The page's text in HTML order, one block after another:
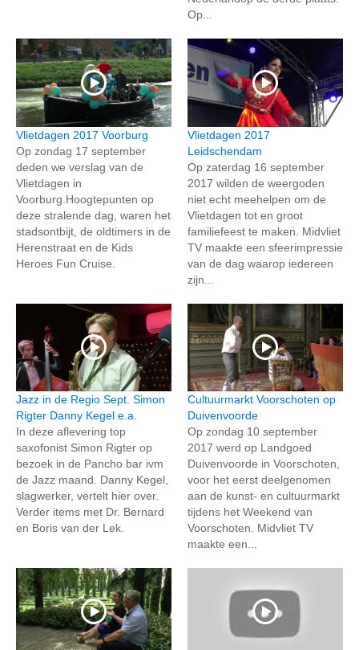
Op...
Vlietdagen 2017 Voorburg
Op zondag 17 september
deden we verslag van de
Vlietdagen in
Voorburg.Hoogtepunten op
deze stralende dag, waren het
stadsontbijt, de oldtimers in de
Herenstraat en de Kids
Heroes Fun Cruise.
Vlietdagen 2017
Leidschendam
Op zaterdag 16 september
2017 wilden de weergoden
niet echt meehelpen om de
Vlietdagen tot en groot
familiefeest te maken. Midvliet
TV maakte een sfeerimpressie
van de dag waarop iedereen
zijn...
Jazz in de Regio Sept. Simon
Rigter Danny Kegel e.a.
In deze aflevering top
saxofonist Simon Rigter op
bezoek in de Pancho bar ivm
de Jazz maand. Danny Kegel,
slagwerker, vertelt hier over.
Verder items met Dr. Bernard
en Boris van der Lek.
Cultuurmarkt Voorschoten op
Duivenvoorde
Op zondag 10 september
2017 werd op Landgoed
Duivenvoorde in Voorschoten,
voor het eerst deelgenomen
aan de kunst- en cultuurmarkt
tijdens het Weekend van
Voorschoten. Midvliet TV
maakte een...